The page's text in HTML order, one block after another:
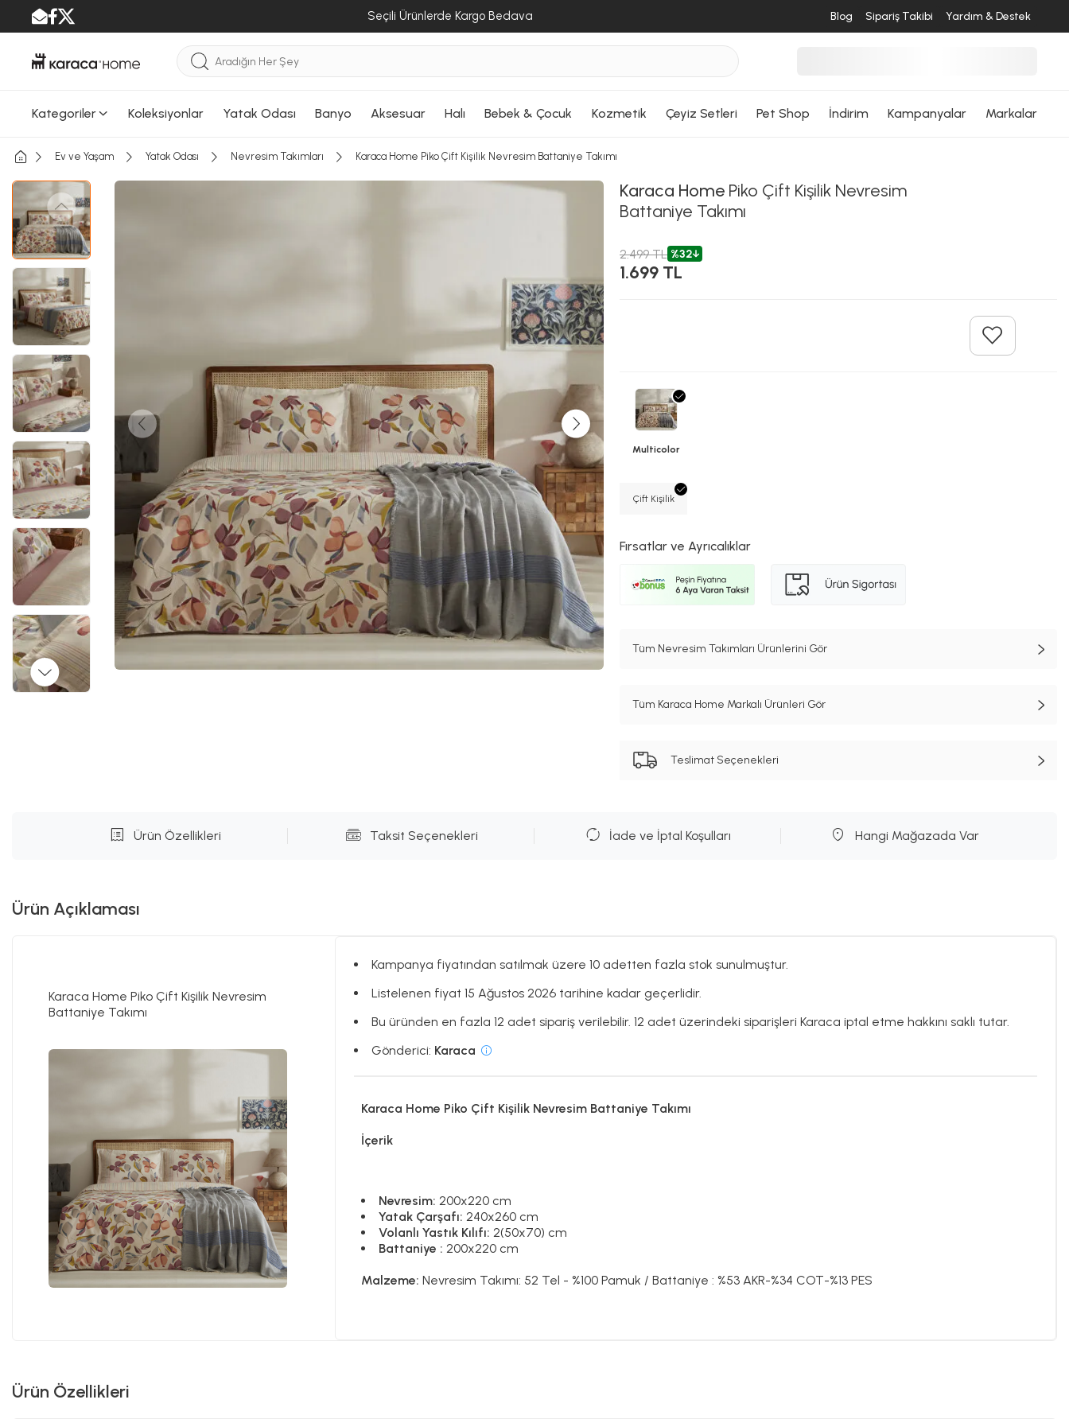
Seçili Ürünlerde Kargo Bedava Blog Sipariş Takibi Yardım & Destek
Kategoriler Koleksiyonlar Yatak Odası Banyo Aksesuar Halı Bebek & Çocuk Kozmetik Çeyiz Setleri Pet Shop İndirim Kampanyalar Markalar
Ev ve Yaşam Yatak Odası Nevresim Takımları Karaca Home Piko Çift Kişilik Nevresim Battaniye Takımı
Karaca Home Piko Çift Kişilik Nevresim
Battaniye Takımı
2.499 TL %32
1.699 TL
Multicolor
Çift Kişilik
Fırsatlar ve Ayrıcalıklar
Tüm Nevresim Takımları Ürünlerini Gör
Tüm Karaca Home Markalı Ürünleri Gör
Teslimat Seçenekleri
Ürün Özellikleri Taksit Seçenekleri İade ve İptal Koşulları Hangi Mağazada Var
Ürün Açıklaması
Karaca Home Piko Çift Kişilik Nevresim
Battaniye Takımı
Kampanya fiyatından satılmak üzere 10 adetten fazla stok sunulmuştur.
Listelenen fiyat 15 Ağustos 2026 tarihine kadar geçerlidir.
Bu üründen en fazla 12 adet sipariş verilebilir. 12 adet üzerindeki siparişleri Karaca iptal etme hakkını saklı tutar.
Gönderici: Karaca
Karaca Home Piko Çift Kişilik Nevresim Battaniye Takımı
İçerik
Nevresim: 200x220 cm
Yatak Çarşafı: 240x260 cm
Volanlı Yastık Kılıfı: 2(50x70) cm
Battaniye :200x220 cm
Malzeme:Nevresim Takımı: 52 Tel - %100 Pamuk / Battaniye : %53 AKR-%34 COT-%13 PES
Ürün Özellikleri